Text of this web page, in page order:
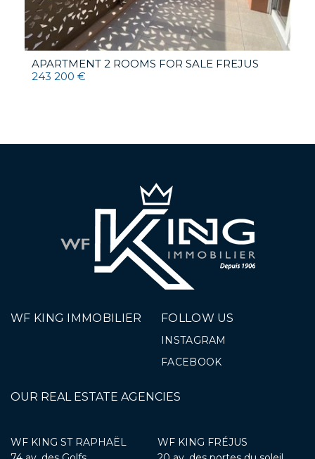
APARTMENT 2 ROOMS FOR SALE FREJUS
243 200 €
WF KING IMMOBILIER FOLLOW US
INSTAGRAM
FACEBOOK
OUR REAL ESTATE AGENCIES
WF KING ST RAPHAËL
WF KING FRÉJUS